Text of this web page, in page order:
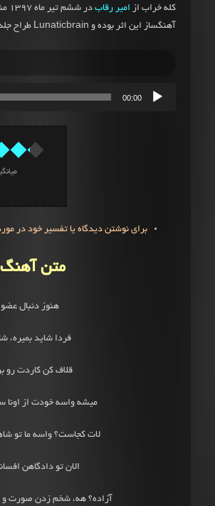
کله خراب از امیر رقاب در ششم تیر ماه 1397 منتشر شد. مانند آهنگ
آهنگساز این اثر بوده و Lunaticbrain طراح جلد این آهنگ است.
پخش‌کننده
00:00
برای نوشتن دیدگاه یا تفسیر خود در
متن آهنگ
هنوز دنبال عضو
فردا شاید بمیره،
قلاف کن کاردت رو
میشه واسه خودت از اونا
لات کجاست؟ واسه ما تو
الان تو دادگاهن
آزاده؟ هه، شخم زدن صورت و